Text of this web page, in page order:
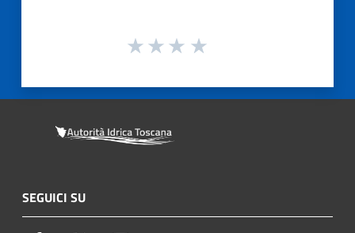
SEGUICI SU